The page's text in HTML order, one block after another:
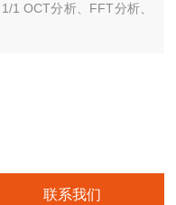
1 OCT分析、FFT分析、
联系我们